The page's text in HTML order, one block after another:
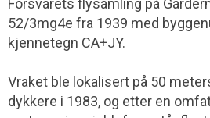
Forsvarets flysamling på
52/3mg4e fra 1939 med
kjennetegn CA+JY.
Vraket ble lokalisert på 50
dykkere i 1983, og etter en